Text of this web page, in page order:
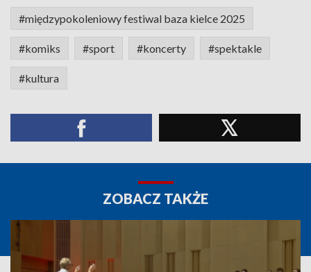
#międzypokoleniowy festiwal baza kielce 2025
#komiks #sport #koncerty #spektakle
#kultura
ZOBACZ TAKŻE